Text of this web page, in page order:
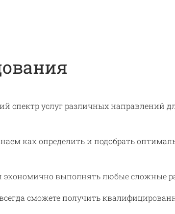
спектр услуг различных направлений
как определить и подобрать
экономично выполнять любые сложные
сможете получить